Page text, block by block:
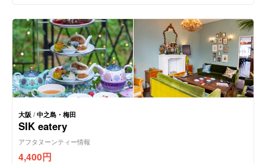
大阪 /中之島・梅田
SIK eatery
アフタヌーンティー情報
4,400円